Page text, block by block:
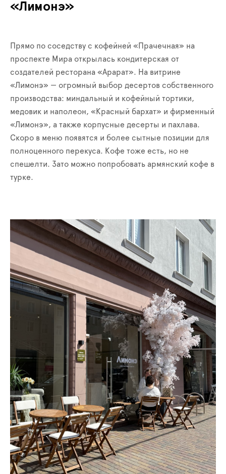
«Лимонэ»
Прямо по соседству с кофейней «Прачечная» на
проспекте Мира открылась кондитерская от
создателей ресторана «Арарат». На витрине
«Лимонэ» — огромный выбор десертов собственного
производства: миндальный и кофейный тортики,
медовик и наполеон, «Красный бархат» и фирменный
«Лимонэ», а также корпусные десерты и пахлава.
Скоро в меню появятся и более сытные позиции для
полноценного перекуса. Кофе тоже есть, но не
спешелти. Зато можно попробовать армянский кофе в
турке.